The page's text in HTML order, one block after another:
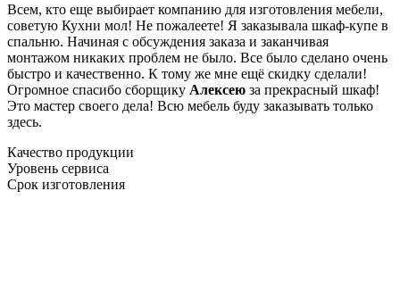
Всем, кто еще выбирает компанию для изготовления мебели,
советую Кухни мол! Не пожалеете! Я заказывала шкаф-купе в
спальню. Начиная с обсуждения заказа и заканчивая
монтажом никаких проблем не было. Все было сделано очень
быстро и качественно. К тому же мне ещё скидку сделали!
Огромное спасибо сборщику Алексею за прекрасный шкаф!
Это мастер своего дела! Всю мебель буду заказывать только
здесь.
Качество продукции
Уровень сервиса
Срок изготовления